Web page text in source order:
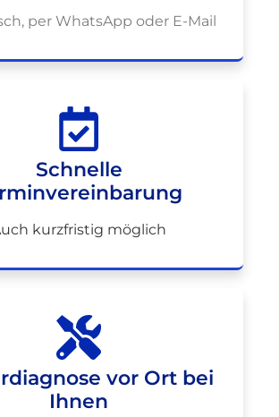
per WhatsApp oder E-Mail
Schnelle
kurzfristig möglich
vor Ort bei
Ihnen